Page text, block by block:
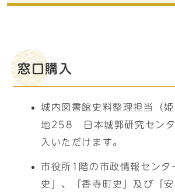
窓口購入
城内図書館史料整理担当（
地258 日本城郭研究センタ
入いただけます。
市役所1階の市政情報センタ
史」、「香寺町史」及び「